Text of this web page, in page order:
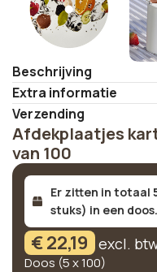
Beschrijving
Extra informatie
Verzending
Afdekplaatjes
van 100
Er zitten in totaal
stuks) in een doos.
€22,19 excl.
Doos (5 x 100)